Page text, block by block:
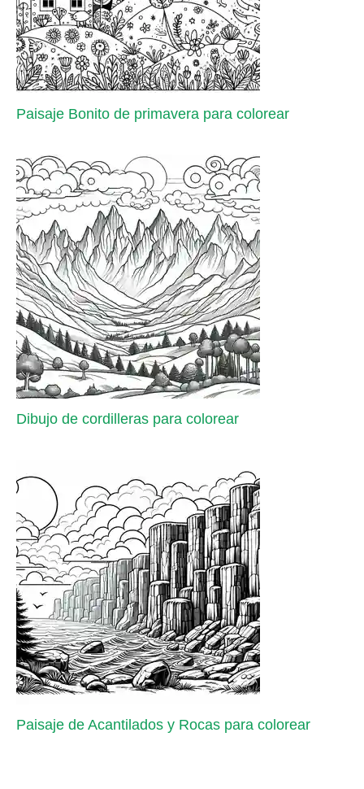
Paisaje Bonito de primavera para colorear
Dibujo de cordilleras para colorear
Paisaje de Acantilados y Rocas para colorear